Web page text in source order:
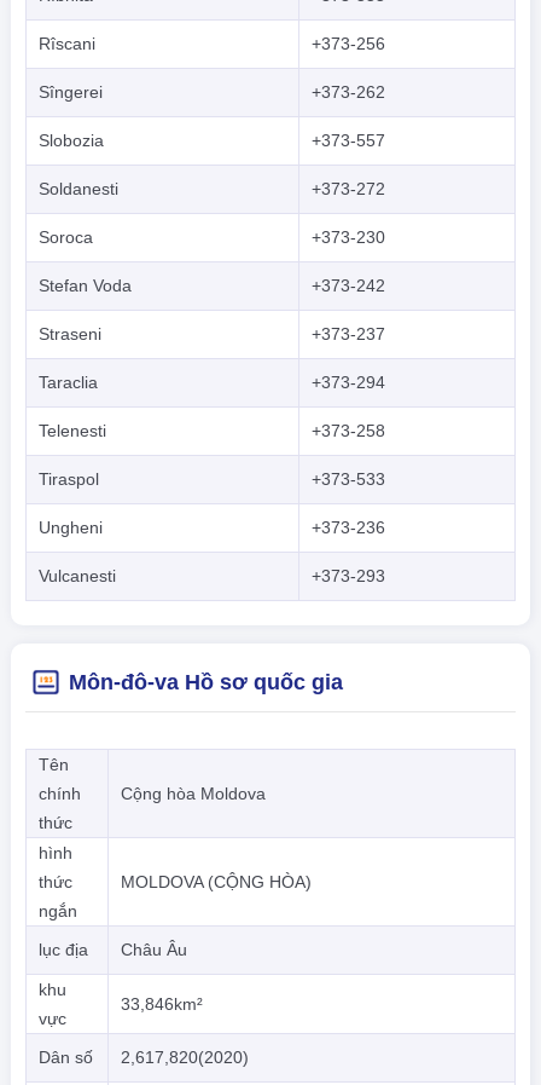
Rîscani +373-256
Sîngerei +373-262
Slobozia +373-557
Soldanesti +373-272
Soroca +373-230
Stefan Voda +373-242
Straseni +373-237
Taraclia +373-294
Telenesti +373-258
Tiraspol +373-533
Ungheni +373-236
Vulcanesti +373-293
Môn-đô-va Hồ sơ quốc gia
Tên
chính
thức
Cộng hòa Moldova
hình
thức
ngắn
MOLDOVA (CỘNG HÒA)
lục địa Châu Âu
khu
vực
33,846km²
Dân số 2,617,820(2020)